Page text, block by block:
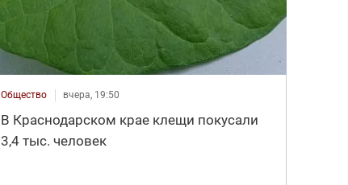
Общество вчера, 19:50
В Краснодарском крае клещи покусали
3,4 тыс. человек